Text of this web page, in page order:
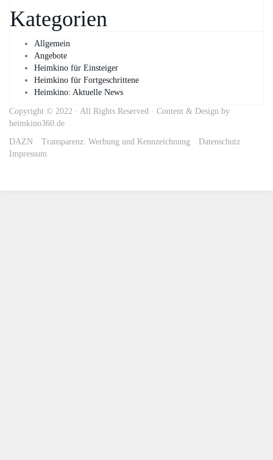
Kategorien
Allgemein
Angebote
Heimkino für Einsteiger
Heimkino für Fortgeschrittene
Heimkino: Aktuelle News
Copyright © 2022 · All Rights Reserved · Content & Design by
heimkino360.de
DAZN
Transparenz: Werbung und Kennzeichnung
Datenschutz
Impressum